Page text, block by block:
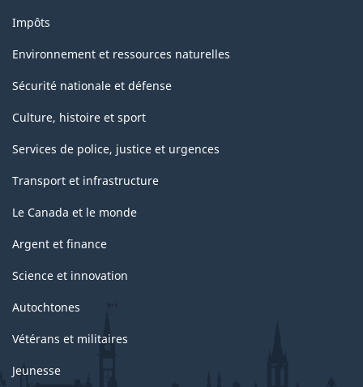
Impôts
Environnement et ressources naturelles
Sécurité nationale et défense
Culture, histoire et sport
Services de police, justice et urgences
Transport et infrastructure
Le Canada et le monde
Argent et finance
Science et innovation
Autochtones
Vétérans et militaires
Jeunesse